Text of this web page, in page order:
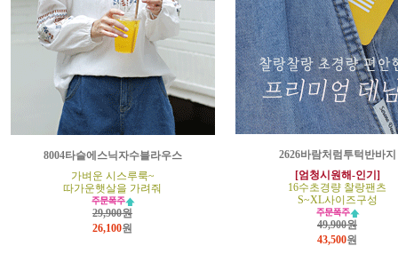
8004타슬에스닉자수블라우스
가벼운 시스루룩~
따가운햇살을 가려줘
29,900원
26,100원
2626바람처럼투턱반바지
[엄청시원해-인기]
16수초경량 찰랑팬츠
S~XL사이즈구성
49,900원
43,500원